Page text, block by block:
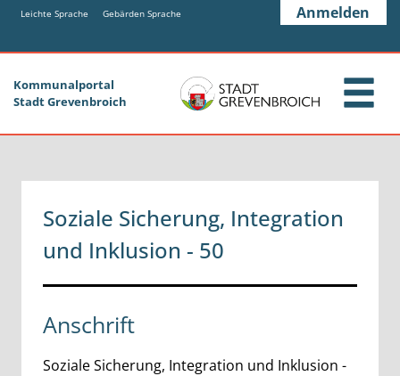
Zum Hauptinhalt springen
Zum Header
Zum Hauptinhalt
Zum Footer
Leichte Sprache Gebärden Sprache Anmelden
Kommunalportal
Stadt Grevenbroich
Soziale Sicherung, Integration
und Inklusion - 50
Anschrift
Soziale Sicherung, Integration und Inklusion -